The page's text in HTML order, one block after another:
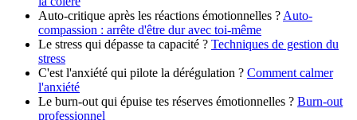
Auto-critique après les réactions émotionnelles ? Auto-
compassion : arrête d'être dur avec toi-même
Le stress qui dépasse ta capacité ? Techniques de gestion du
stress
C'est l'anxiété qui pilote la dérégulation ? Comment calmer
l'anxiété
Le burn-out qui épuise tes réserves émotionnelles ? Burn-out
professionnel